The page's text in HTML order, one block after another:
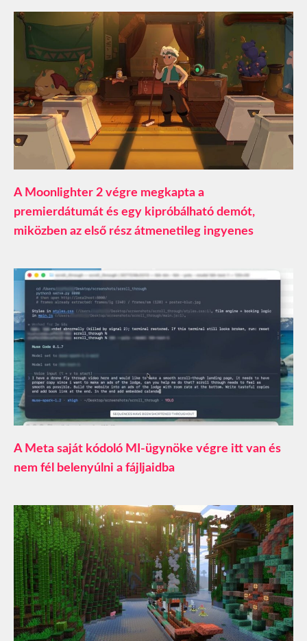
A Moonlighter 2 végre megkapta a
premierdátumát és egy kipróbálható demót,
miközben az első rész átmenetileg ingyenes
A Meta saját kódoló MI-ügynöke végre itt van és
nem fél belenyúlni a fájljaidba